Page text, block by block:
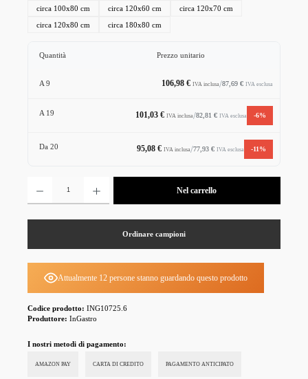
circa 100x80 cm circa 120x60 cm circa 120x70 cm
circa 120x80 cm circa 180x80 cm
Quantità Prezzo unitario
A9 106,98 € IVA inclusa/87,69 € IVA esclusa
A 19 101,03 € IVA inclusa/82,81 € IVA esclusa -6%
Da 20 95,08 € IVA inclusa/77,93 € IVA esclusa -11%
Nel carrello
Ordinare campioni
Attualmente 12 persone stanno guardando questo prodotto
Codice prodotto: ING10725.6
Produttore: InGastro
I nostri metodi di pagamento:
AMAZON PAY CARTA DI CREDITO PAGAMENTO ANTICIPATO